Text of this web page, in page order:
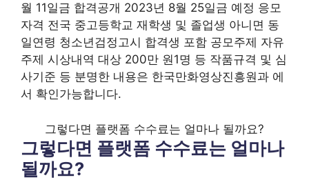
월 11일금 합격공개 2023년 8월 25일금 예정 응모
자격 전국 중고등학교 재학생 및 졸업생 아니면 동
일연령 청소년검정고시 합격생 포함 공모주제 자유
주제 시상내역 대상 200만 원1명 등 작품규격 및 심
사기준 등 분명한 내용은 한국만화영상진흥원과 에
서 확인가능합니다.
그렇다면 플랫폼 수수료는 얼마나 될까요?
그렇다면 플랫폼 수수료는 얼마나
될까요?